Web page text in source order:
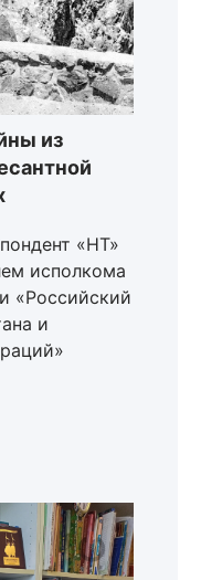
из
«НТ»
исполкома
«Российский
и